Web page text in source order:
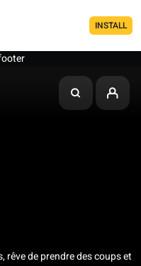
INSTALL
rêve de prendre des coups et